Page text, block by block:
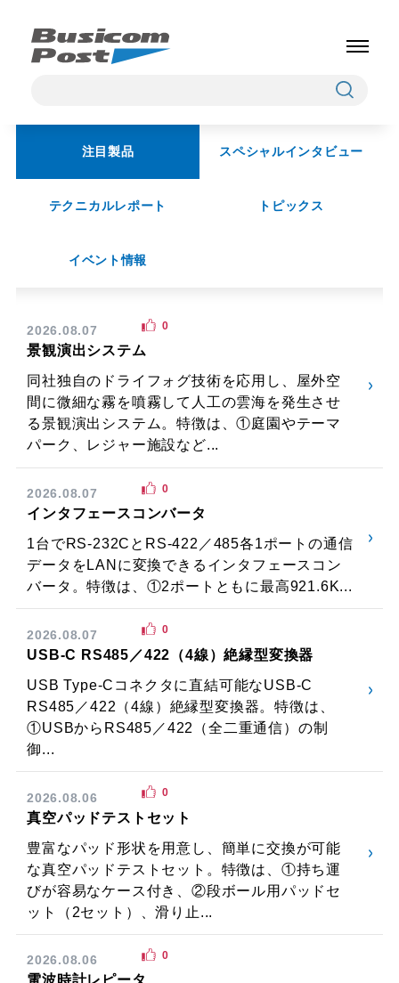
注目製品 スペシャルインタビュー
テクニカルレポート トピックス
イベント情報
2026.08.07
景観演出システム
同社独自のドライフォグ技術を応用し、屋外空
間に微細な霧を噴霧して人工の雲海を発生させ
る景観演出システム。特徴は、①庭園やテーマ
パーク、レジャー施設など...
0
2026.08.07
インタフェースコンバータ
1台でRS-232CとRS-422／485各1ポートの通信
データをLANに変換できるインタフェースコン
バータ。特徴は、①2ポートともに最高921.6K...
0
2026.08.07
USB-C RS485／422（4線）絶縁型変換器
USB Type-Cコネクタに直結可能なUSB-C
RS485／422（4線）絶縁型変換器。特徴は、
①USBからRS485／422（全二重通信）の制
御...
0
2026.08.06
真空パッドテストセット
豊富なパッド形状を用意し、簡単に交換が可能
な真空パッドテストセット。特徴は、①持ち運
びが容易なケース付き、②段ボール用パッドセ
ット（2セット）、滑り止...
0
2026.08.06 0